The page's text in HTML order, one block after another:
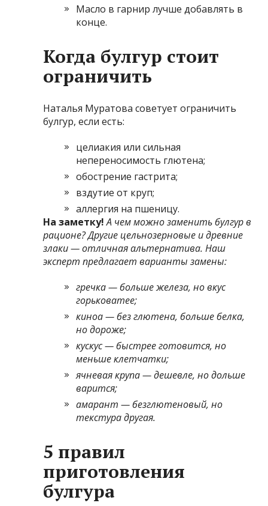
Масло в гарнир лучше добавлять в
конце.
Когда булгур стоит
ограничить
Наталья Муратова советует ограничить
булгур, если есть:
целиакия или сильная
непереносимость глютена;
обострение гастрита;
вздутие от круп;
аллергия на пшеницу.
На заметку!А чем можно заменить булгур в
рационе? Другие цельнозерновые и древние
злаки — отличная альтернатива. Наш
эксперт предлагает варианты замены:
гречка — больше железа, но вкус
горьковатее;
киноа — без глютена, больше белка,
но дороже;
кускус — быстрее готовится, но
меньше клетчатки;
ячневая крупа — дешевле, но дольше
варится;
амарант — безглютеновый, но
текстура другая.
5 правил
приготовления
булгура